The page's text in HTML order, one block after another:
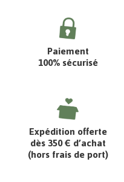
Paiement
100% sécurisé
Expédition offerte
dès 350 € d’achat
(hors frais de port)